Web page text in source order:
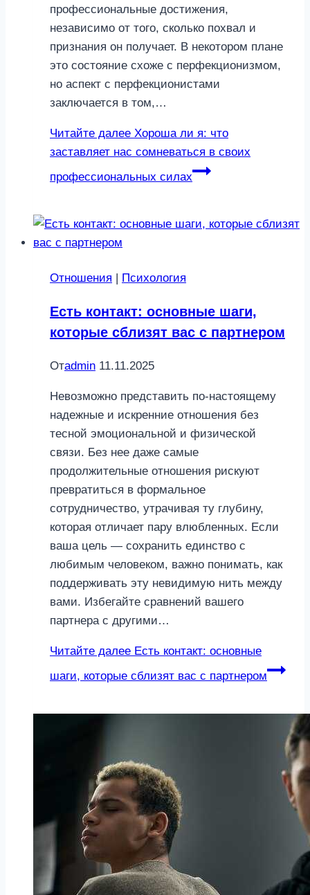
профессиональные достижения,
независимо от того, сколько похвал и
признания он получает. В некотором плане
это состояние схоже с перфекционизмом,
но аспект с перфекционистами
заключается в том,…
Читайте далее Хороша ли я: что
заставляет нас сомневаться в своих
профессиональных силах
Отношения Психология
Есть контакт: основные шаги,
которые сблизят вас с партнером
Отadmin 11.11.2025
Невозможно представить по-настоящему
надежные и искренние отношения без
тесной эмоциональной и физической
связи. Без нее даже самые
продолжительные отношения рискуют
превратиться в формальное
сотрудничество, утрачивая ту глубину,
которая отличает пару влюбленных. Если
ваша цель — сохранить единство с
любимым человеком, важно понимать, как
поддерживать эту невидимую нить между
вами. Избегайте сравнений вашего
партнера с другими…
Читайте далее Есть контакт: основные
шаги, которые сблизят вас с партнером